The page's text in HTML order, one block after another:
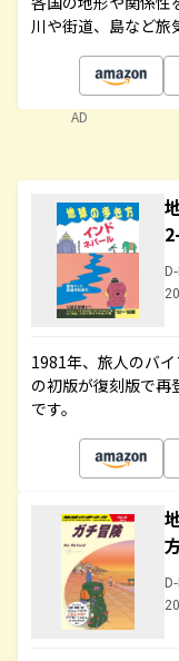
川や街道、島など旅
AD
1981年、旅人のバ
の初版が復刻版で
です。